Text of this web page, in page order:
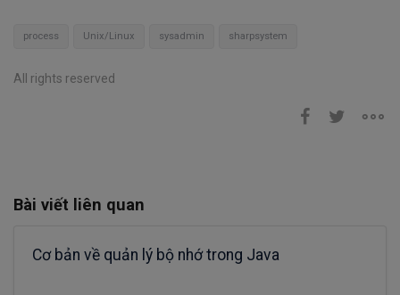
process Unix/Linux sysadmin sharpsystem
All rights reserved
Bài viết liên quan
Cơ bản về quản lý bộ nhớ trong Java